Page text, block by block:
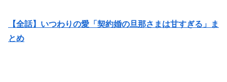
【全話】いつわりの愛「契約婚の旦那さまは甘すぎる」ま
とめ